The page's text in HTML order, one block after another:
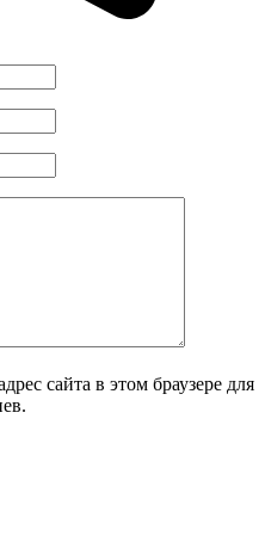
сайта в этом браузере для